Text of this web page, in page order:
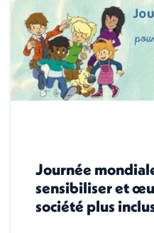
Journée
sensibiliser et
société plus